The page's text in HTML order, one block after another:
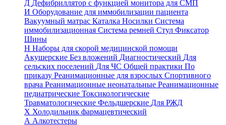
Д Дефибриллятор с функцией монитора для СМП
И Оборудование для иммобилизации пациента
Вакуумный матрас Каталка Носилки Система
иммобилизационная Система ремней Стул Фиксатор
Шины
Н Наборы для скорой медицинской помощи
Акушерские Без вложений Диагностический Для
сельских поселений Для ЧС Общей практики По
приказу Реанимационные для взрослых Спортивного
врача Реанимационные неонатальные Реанимационные
педиатрические Токсикологические
Травматологические Фельдшерские Для РЖД
Х Холодильник фармацевтический
А Алкотестеры